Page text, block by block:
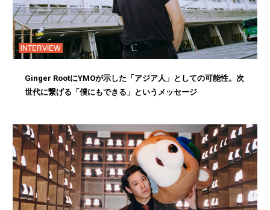
INTERVIEW
Ginger RootにYMOが示した「アジア人」としての可能性。次
世代に繋げる「僕にもできる」というメッセージ